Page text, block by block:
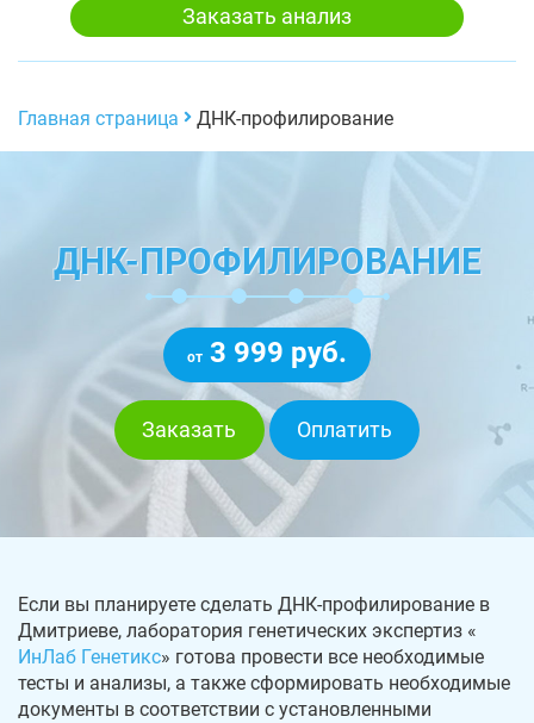
Заказать анализ
Главная страница ДНК-профилирование
ДНК-ПРОФИЛИРОВАНИЕ
от 3 999 руб.
Заказать Оплатить
Если вы планируете сделать ДНК-профилирование в
Дмитриеве, лаборатория генетических экспертиз «
ИнЛаб Генетикс» готова провести все необходимые
тесты и анализы, а также сформировать необходимые
документы в соответствии с установленными